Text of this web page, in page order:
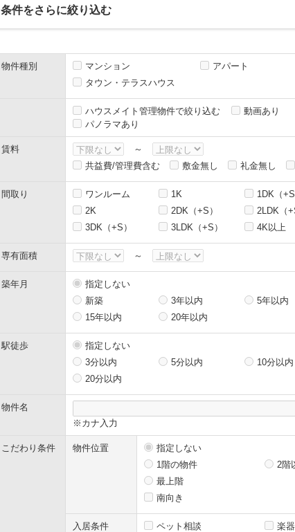
条件をさらに絞り込む
物件種別 マンション
アパート
タウン・テラスハウス
ハウスメイト管理物件で絞り込む
動画あり
パノラマあり
賃料
～
共益費/管理費含む
敷金無し 礼金無し
間取り ワンルーム 1K
1DK（
2K
2DK（+S）
2LDK（
3DK（+S）
3LDK（+S） 4K以上
専有面積 ～
築年月
指定しない
新築
3年以内
5年以内
15年以内
20年以内
駅徒歩
指定しない
3分以内
5分以内
10分以内
20分以内
物件名
※カナ入力
こだわり条件 物件位置
指定しない
1階の物件
2階
最上階
南向き
入居条件 ペット相談
楽